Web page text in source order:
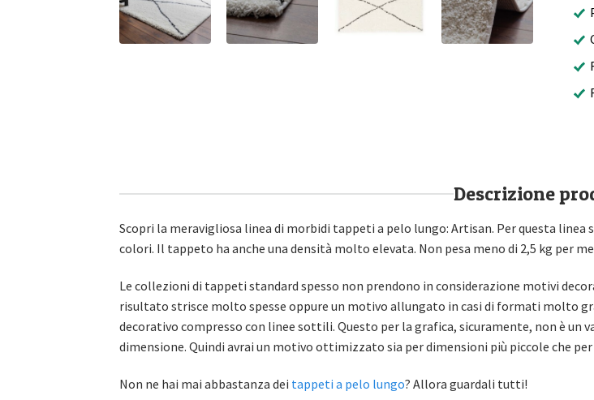
Descrizione
Scopri la meravigliosa linea di morbidi tappeti a pelo lungo: Artisan. Per questa
colori. Il tappeto ha anche una densità molto elevata. Non pesa meno di 2,5 kg per
Le collezioni di tappeti standard spesso non prendono in considerazione motivi
risultato strisce molto spesse oppure un motivo allungato in casi di formati molto
decorativo compresso con linee sottili. Questo per la grafica, sicuramente, non è un
dimensione. Quindi avrai un motivo ottimizzato sia per dimensioni più piccole che
Non ne hai mai abbastanza dei tappeti a pelo lungo? Allora guardali tutti!